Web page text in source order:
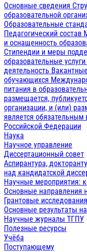
Основные сведения
образовательной
Образовательные
Педагогический состав
и оснащенность
Стипендии и меры
образовательные услуги
деятельность
обучающихся
питания в
размещается,
организации, и (или)
является обязательным
Российской Федерации
Наука
Научное управление
Диссертационный совет
Аспирантура,
над кандидатской
Научные мероприятия:
Основные направления
Грантовые
Основные результаты
Научные журналы ТГПУ
Полезные ресурсы
Учёба
Поступающему